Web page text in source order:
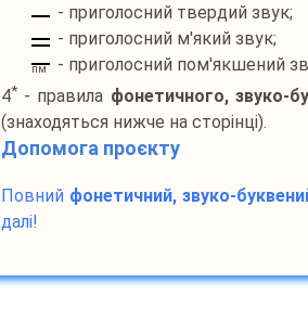
- приголосний твердий звук;
- приголосний м'який звук;
пм
- приголосний пом'якшений
4*- правила фонетичного, звуко-
(знаходяться нижче на сторінці).
Допомога проєкту
Повний фонетичний, звуко-
далі!